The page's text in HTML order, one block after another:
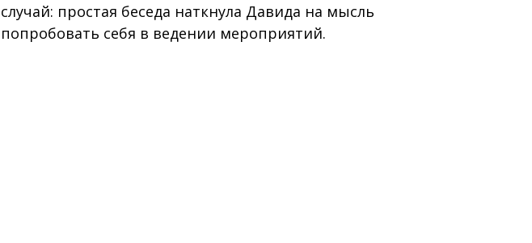
случай: простая беседа наткнула Давида на мысль
попробовать себя в ведении мероприятий.